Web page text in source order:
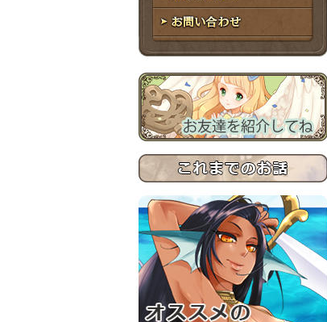
初めての方へ
お問い合わせ